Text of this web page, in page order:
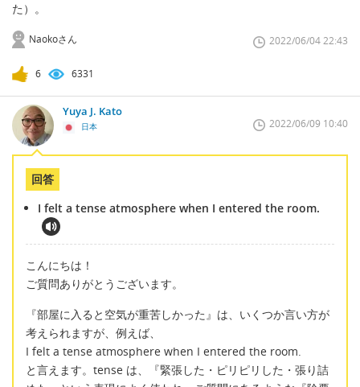
た）。
Naokoさん 2022/06/04 22:43
6 6331
Yuya J. Kato
日本 2022/06/09 10:40
回答
I felt a tense atmosphere when I entered the room.
こんにちは！
ご質問ありがとうございます。
『部屋に入ると空気が重苦しかった』は、いくつか言い方が
考えられますが、例えば、
I felt a tense atmosphere when I entered the room.
と言えます。tense は、『緊張した・ピリピリした・張り詰